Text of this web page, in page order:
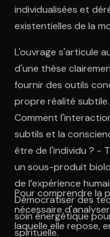
individualisées et
existentielles de la
L'ouvrage s'articule
d'une thèse
fournir des outils
propre réalité
Comment
subtils et la
être de l'individu ? -
un sous-produit
de l’expérience
Démocratiser des
soin énergétique
spirituelle.
Pour comprendre la
nécessaire
laquelle elle repose,